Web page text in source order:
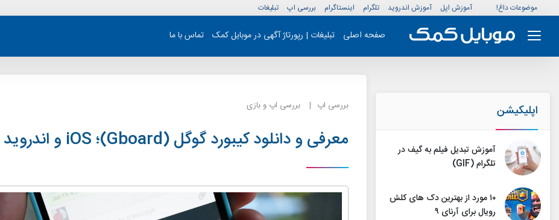
موضوعات داغ! آموزش اپل آموزش اندروید تلگرام اینستاگرام بررسی اپ تبلیغات
صفحه اصلی تبلیغات | رپورتاژ آگهی در موبایل کمک تماس با ما
اپلیکیشن
آموزش تبدیل فیلم به گیف در
تلگرام (GIF)
۱۰ مورد از بهترین دک های کلش
رویال برای آرنای ۹
بررسی اپ بررسی اپ و بازی
معرفی و دانلود کیبورد گوگل (Gboard)؛ iOS و اندروید